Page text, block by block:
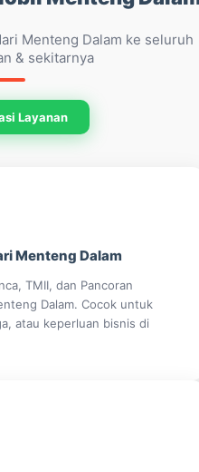
Menteng Dalam ke seluruh
& sekitarnya
Layanan
Menteng Dalam
TMII, dan Pancoran
Dalam. Cocok untuk
atau keperluan bisnis di